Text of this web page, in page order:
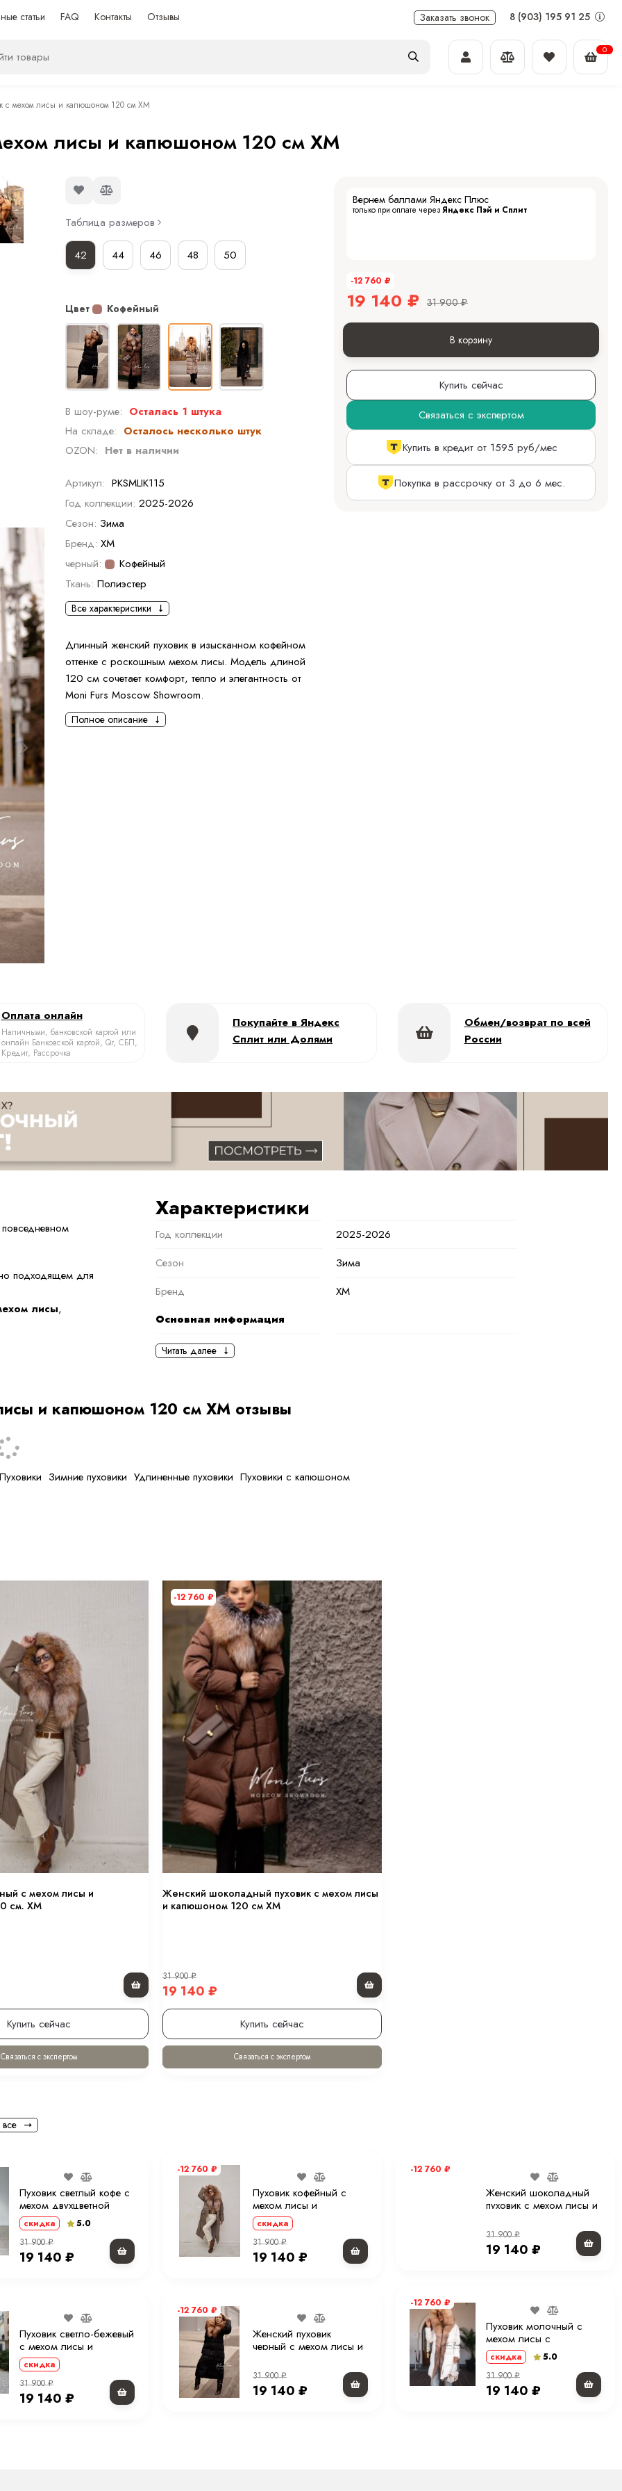
статьи FAQ Контакты Отзывы Заказать звонок 8 (903) 195 91 25
0
с мехом лисы и капюшоном 120 см XM
лисы и капюшоном 120 см XM
Таблица размеров
42 44 46 48 50
Цвет Кофейный
В шоу-руме: Осталась 1 штука
На складе: Осталось несколько штук
OZON: Нет в наличии
Артикул: PKSMLIK115
Год коллекции: 2025-2026
Сезон: Зима
Бренд: XM
черный:
Кофейный
Ткань: Полиэстер
Все характеристики
Длинный женский пуховик в изысканном кофейном
оттенке с роскошным мехом лисы. Модель длиной
120 см сочетает комфорт, тепло и элегантность от
Moni Furs Moscow Showroom.
Полное описание
Вернем баллами Яндекс Плюс
только при оплате черезЯндекс Пэй и Сплит
-12 760 ₽
19 140 ₽ 31 900 ₽
В корзину
Купить сейчас
Связаться с экспертом
Купить в кредит от 1595 руб/мес
Покупка в рассрочку от 3 до 6 мес.
Оплата онлайн
Наличными, банковской картой или
онлайн Банковской картой, Qr, СБП,
Кредит, Рассрочка
Покупайте в Яндекс
Сплит или Долями
Обмен/возврат по всей
России
подходящем для
лисы,
а пуховый
материалы и
Характеристики
Год коллекции
2025-2026
Сезон
Зима
Бренд
XM
Основная информация
черный
Состав ткани
информация
Рост модели на фото
170 см
Параметры модели на фото (ОГ-
ОТ-ОБ)
86 × 67 × 96 см
Утеплитель
90% пуха 10% перо
Материал подкладки
100% полиэстер
Страна производства
Китай
Вид застежки
Молния кнопки
Особенности модели
Прямого кроя
Опции капюшона
Да
Длина изделия
120 см
Опции опушки
Да
Температурный режим
до -25С
Тип карманов
глубокие
Съёмный мех, Карманы
Тип рукава
Длинный с манжетом
Читать далее
и капюшоном 120 см XM отзывы
Пуховики Зимние пуховики Удлиненные пуховики Пуховики с капюшоном
с мехом лисы и
см. ХМ
Купить сейчас
Связаться с экспертом
-12 760 ₽
Женский шоколадный пуховик с мехом лисы
и капюшоном 120 см XM
31 900₽
19 140 ₽
Купить сейчас
Связаться с экспертом
Пуховик светлый кофе с
мехом двухцветной
лисы и капюшоном 90
см. ХМ
скидка
5.0
31 900₽
19 140₽
Пуховик светло-бежевый
с мехом лисы и
капюшоном 90 см.
скидка
31 900₽
19 140₽
-12 760 ₽
Пуховик кофейный с
мехом лисы и
капюшоном 120 см. ХМ
скидка
31 900₽
19 140₽
-12 760 ₽
Женский пуховик
черный с мехом лисы и
31 900₽
19 140₽
-12 760 ₽
Женский шоколадный
пуховик с мехом лисы и
31 900₽
19 140₽
-12 760 ₽
Пуховик молочный с
мехом лисы с
капюшоном 90 см. ХМ
скидка
5.0
31 900₽
19 140₽